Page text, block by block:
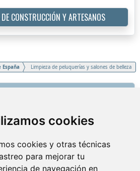
cookies
cookies y otras técnicas
para mejorar tu
de navegación en
CONSTRUCCIÓN Y ARTESANOS
España Limpieza de peluquerías y salones de belleza
comenzó todo
y términos generales
FAQ - para los proveedores